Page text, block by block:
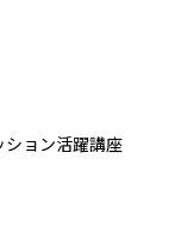
ション活躍講座